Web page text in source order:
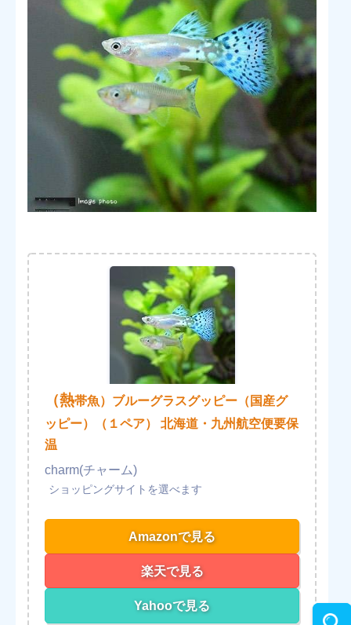
（熱帯魚）ブルーグラスグッピー（国産グ
ッピー）（１ペア） 北海道・九州航空便要保
温
charm(チャーム)
Amazonで見る
楽天で見る
Yahooで見る